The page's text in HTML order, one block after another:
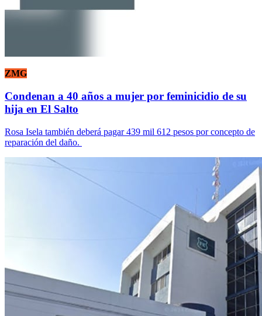
ZMG
Condenan a 40 años a mujer por feminicidio de su
hija en El Salto
Rosa Isela también deberá pagar 439 mil 612 pesos por concepto de
reparación del daño.